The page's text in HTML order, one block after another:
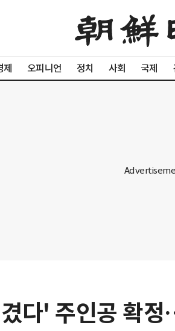
제 오피니언 정치 사회 국제
다' 주인공 확